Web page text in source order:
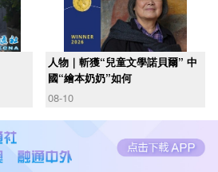
人物｜斬獲“兒童文學諾貝爾” 中
國“繪本奶奶”如何
08-10